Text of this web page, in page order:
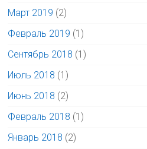
Март 2019 (2)
Февраль 2019 (1)
Сентябрь 2018 (1)
Июль 2018 (1)
Июнь 2018 (2)
Февраль 2018 (1)
Январь 2018 (2)